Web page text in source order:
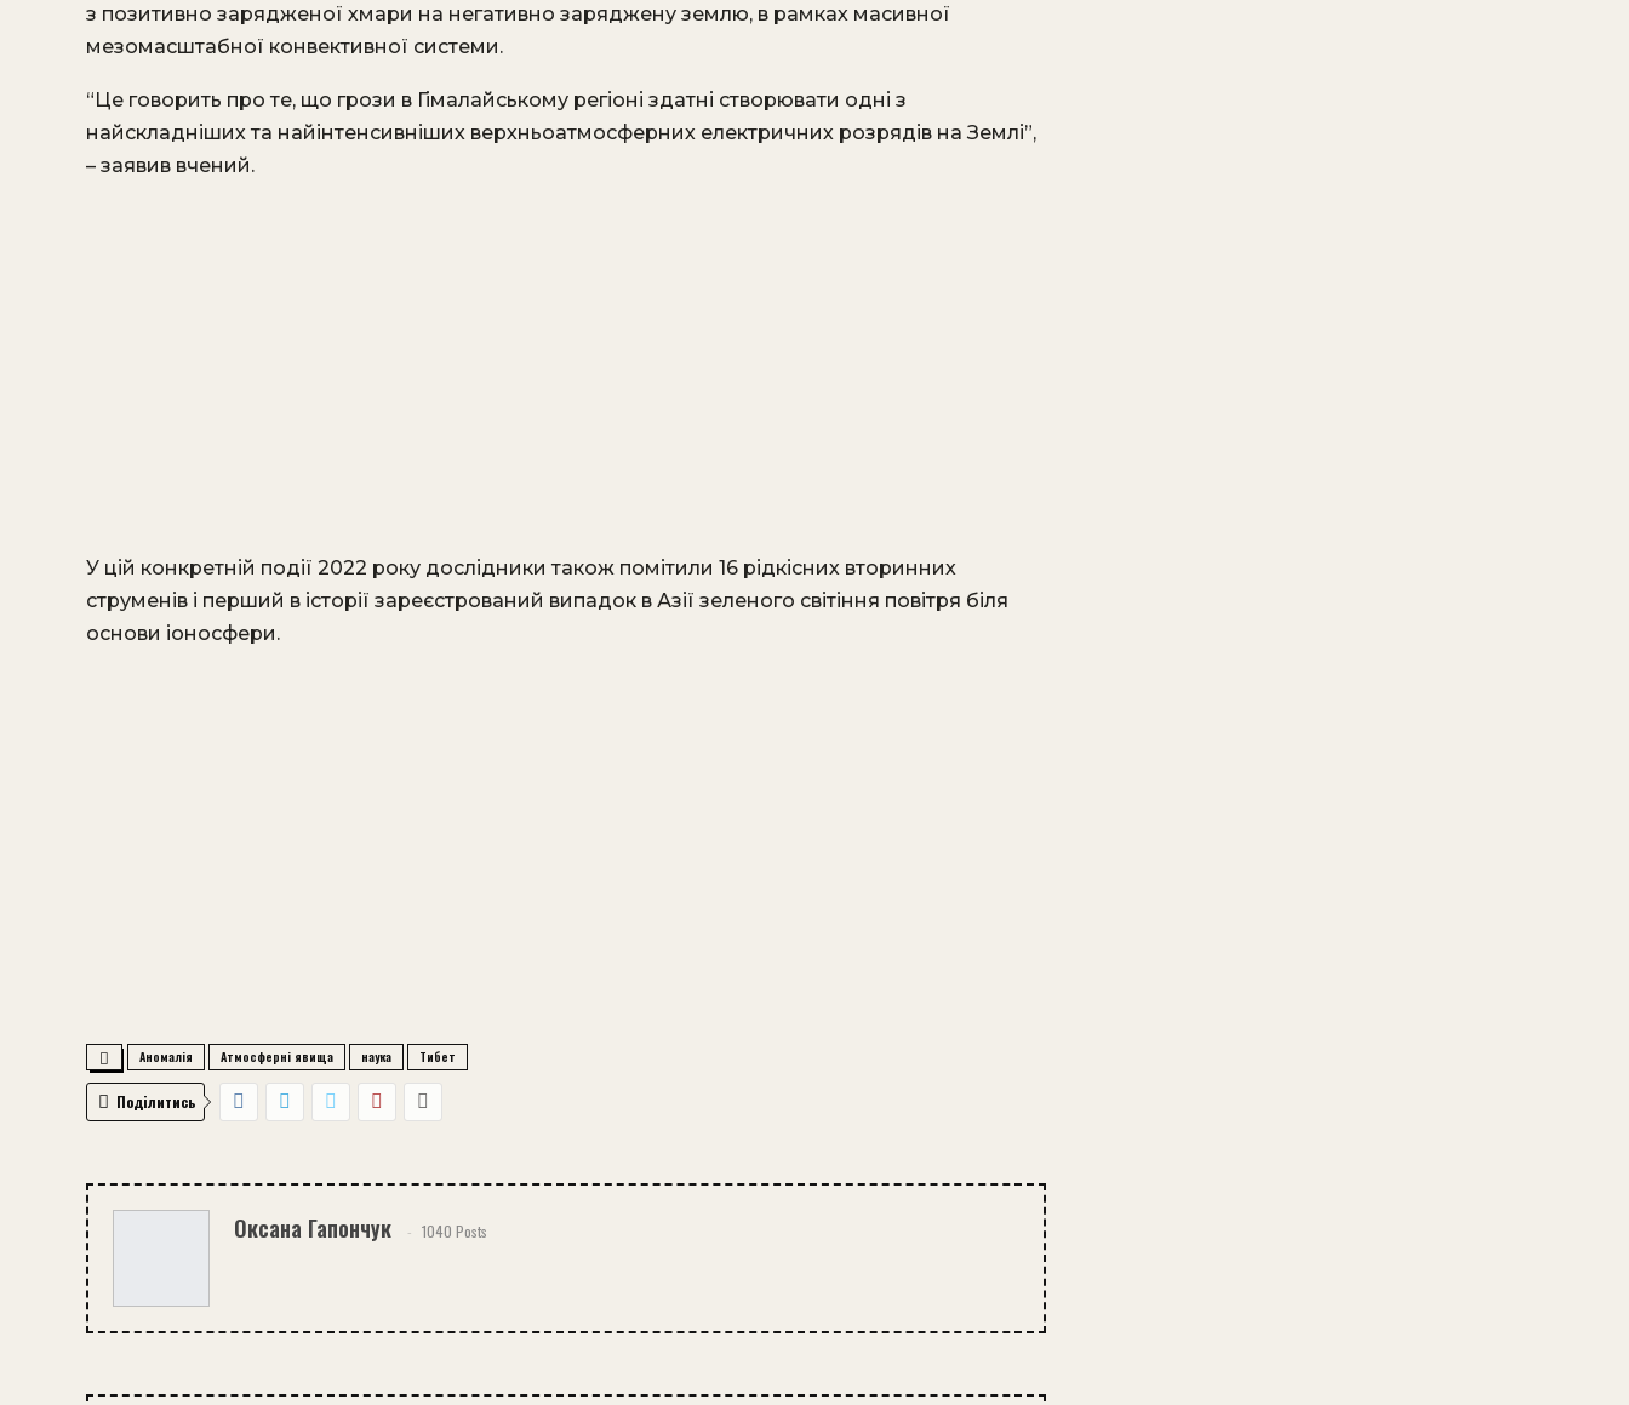
з позитивно зарядженої хмари на негативно заряджену землю, в рамках масивної
мезомасштабної конвективної системи.
“Це говорить про те, що грози в Гімалайському регіоні здатні створювати одні з
найскладніших та найінтенсивніших верхньоатмосферних електричних розрядів на Землі”,
– заявив вчений.
У цій конкретній події 2022 року дослідники також помітили 16 рідкісних вторинних
струменів і перший в історії зареєстрований випадок в Азії зеленого світіння повітря біля
основи іоносфери.
Аномалія Атмосферні явища наука Тибет
Поділитись
Оксана Гапончук 1040 Posts